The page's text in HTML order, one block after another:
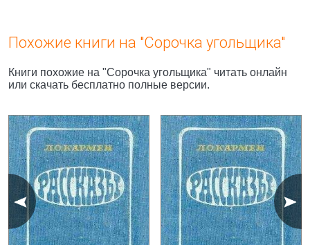
Похожие книги на "Сорочка угольщика"
Книги похожие на "Сорочка угольщика" читать онлайн
или скачать бесплатно полные версии.